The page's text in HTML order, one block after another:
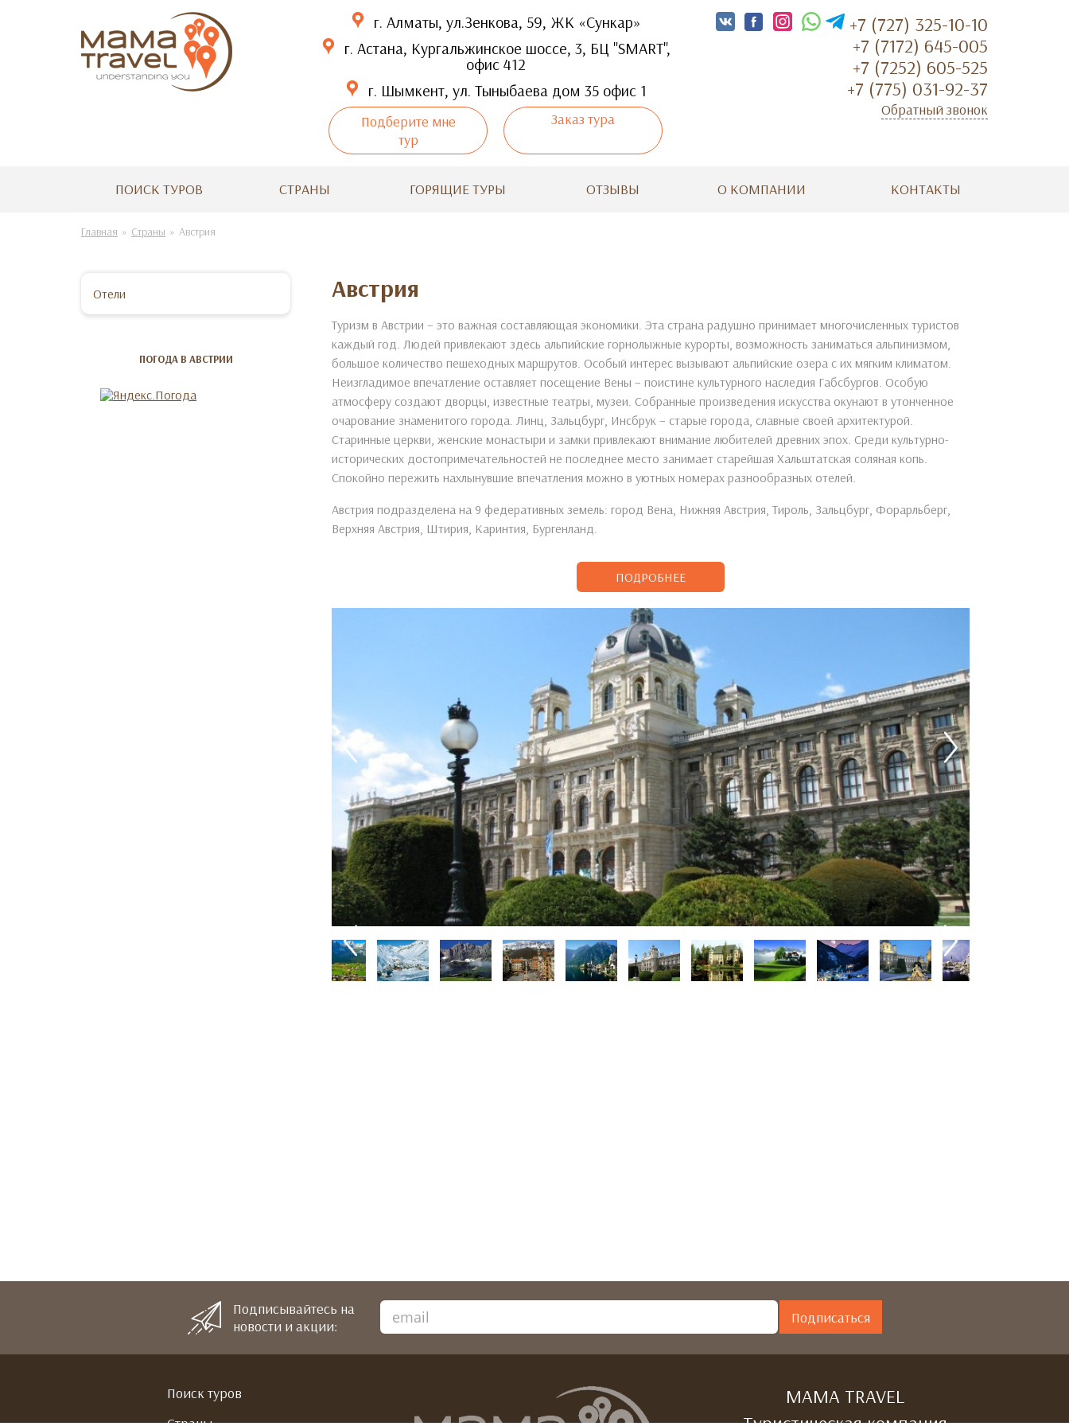
г. Алматы, ул.Зенкова, 59, ЖК «Сункар»
г. Астана, Кургальжинское шоссе, 3, БЦ "SMART",
офис 412
г. Шымкент, ул. Тыныбаева дом 35 офис 1
Подберите мне
тур
Заказ тура
+7 (727) 325-10-10
+7 (7172) 645-005
+7 (7252) 605-525
+7 (775) 031-92-37
Обратный звонок
ПОИСК ТУРОВ СТРАНЫ ГОРЯЩИЕ ТУРЫ ОТЗЫВЫ О КОМПАНИИ КОНТАКТЫ
Главная Страны Австрия
Австрия
Туризм в Австрии – это важная составляющая экономики. Эта страна радушно принимает многочисленных туристов
каждый год. Людей привлекают здесь альпийские горнолыжные курорты, возможность заниматься альпинизмом,
большое количество пешеходных маршрутов. Особый интерес вызывают альпийские озера с их мягким климатом.
Неизгладимое впечатление оставляет посещение Вены – поистине культурного наследия Габсбургов. Особую
атмосферу создают дворцы, известные театры, музеи. Собранные произведения искусства окунают в утонченное
очарование знаменитого города. Линц, Зальцбург, Инсбрук – старые города, славные своей архитектурой.
Старинные церкви, женские монастыри и замки привлекают внимание любителей древних эпох. Среди культурно-
исторических достопримечательностей не последнее место занимает старейшая Хальштатская соляная копь.
Спокойно пережить нахлынувшие впечатления можно в уютных номерах разнообразных отелей.
Австрия подразделена на 9 федеративных земель: город Вена, Нижняя Австрия, Тироль, Зальцбург, Форарльберг,
Верхняя Австрия, Штирия, Каринтия, Бургенланд.
ПОДРОБНЕЕ
Отели
ПОГОДА В АВСТРИИ
Подписывайтесь на
новости и акции:
Подписаться
Поиск туров
МАМА TRAVEL